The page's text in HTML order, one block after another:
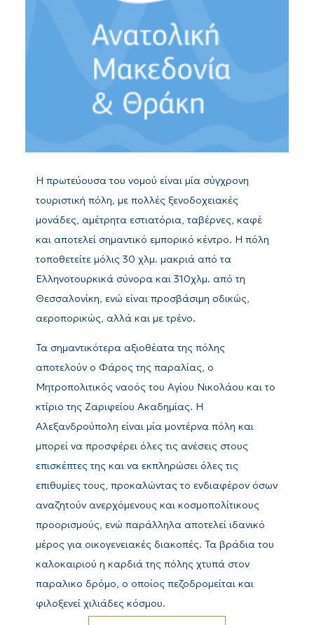
Η πρωτεύουσα του νομού είναι μία σύγχρονη
τουριστική πόλη, με πολλές ξενοδοχειακές
μονάδες, αμέτρητα εστιατόρια, ταβέρνες, καφέ
και αποτελεί σημαντικό εμπορικό κέντρο. Η πόλη
τοποθετείτε μόλις 30 χλμ. μακριά από τα
Ελληνοτουρκικά σύνορα και 310χλμ. από τη
Θεσσαλονίκη, ενώ είναι προσβάσιμη οδικώς,
αεροπορικώς, αλλά και με τρένο.
Τα σημαντικότερα αξιοθέατα της πόλης
αποτελούν ο Φάρος της παραλίας, ο
Μητροπολιτικός ναοός του Αγίου Νικολάου και το
κτίριο της Ζαριφείου Ακαδημίας. Η
Αλεξανδρούπολη είναι μία μοντέρνα πόλη και
μπορεί να προσφέρει όλες τις ανέσεις στους
επισκέπτες της και να εκπληρώσει όλες τις
επιθυμίες τους, προκαλώντας το ενδιαφέρον όσων
αναζητούν ανερχόμενους και κοσμοπολίτικους
προορισμούς, ενώ παράλληλα αποτελεί ιδανικό
μέρος για οικογενειακές διακοπές. Τα βράδια του
καλοκαιριού η καρδιά της πόλης χτυπά στον
παραλικο δρόμο, ο οποίος πεζοδρομείται και
φιλοξενεί χιλιάδες κόσμου.